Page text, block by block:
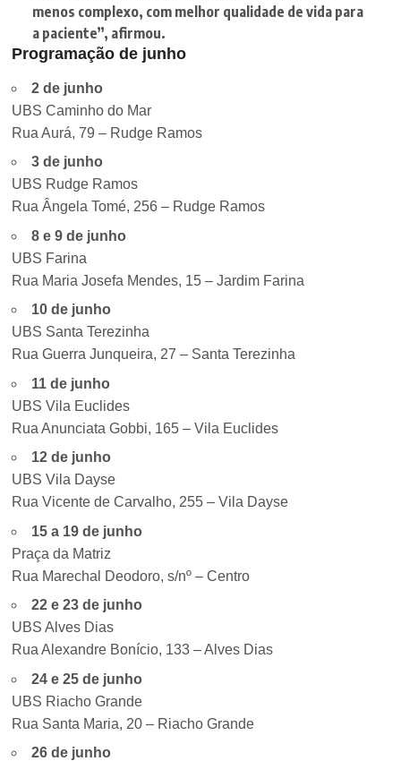
menos complexo, com melhor qualidade de vida para
a paciente”, afirmou.
Programação de junho
2 de junho
UBS Caminho do Mar
Rua Aurá, 79 – Rudge Ramos
3 de junho
UBS Rudge Ramos
Rua Ângela Tomé, 256 – Rudge Ramos
8 e 9 de junho
UBS Farina
Rua Maria Josefa Mendes, 15 – Jardim Farina
10 de junho
UBS Santa Terezinha
Rua Guerra Junqueira, 27 – Santa Terezinha
11 de junho
UBS Vila Euclides
Rua Anunciata Gobbi, 165 – Vila Euclides
12 de junho
UBS Vila Dayse
Rua Vicente de Carvalho, 255 – Vila Dayse
15 a 19 de junho
Praça da Matriz
Rua Marechal Deodoro, s/nº – Centro
22 e 23 de junho
UBS Alves Dias
Rua Alexandre Bonício, 133 – Alves Dias
24 e 25 de junho
UBS Riacho Grande
Rua Santa Maria, 20 – Riacho Grande
26 de junho